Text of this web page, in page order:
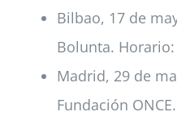
Bilbao, 17 de
Bolunta. Horario:
Madrid, 29 de
Fundación